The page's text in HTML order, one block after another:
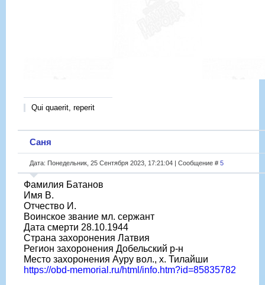
Qui quaerit, reperit
Саня
Дата: Понедельник, 25 Сентября 2023, 17:21:04 | Сообщение # 5
Фамилия Батанов
Имя В.
Отчество И.
Воинское звание мл. сержант
Дата смерти 28.10.1944
Страна захоронения Латвия
Регион захоронения Добельский р-н
Место захоронения Ауру вол., х. Тилайши
https://obd-memorial.ru/html/info.htm?id=85835782